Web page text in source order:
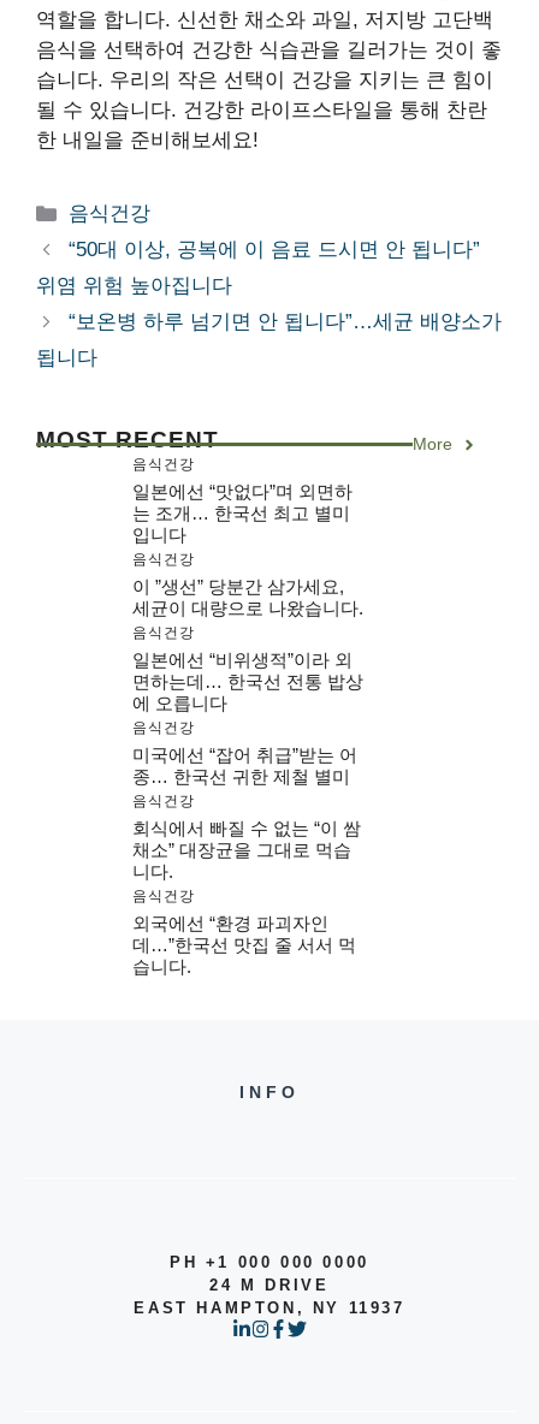
역할을 합니다. 신선한 채소와 과일, 저지방 고단백
음식을 선택하여 건강한 식습관을 길러가는 것이 좋
습니다. 우리의 작은 선택이 건강을 지키는 큰 힘이
될 수 있습니다. 건강한 라이프스타일을 통해 찬란
한 내일을 준비해보세요!
카
테
리
음식건강
“50대 이상, 공복에 이 음료 드시면 안 됩니다”
위염 위험 높아집니다
“보온병 하루 넘기면 안 됩니다”…세균 배양소가
됩니다
MOST RECENT More
음식건강
일본에선 “맛없다”며 외면하
는 조개… 한국선 최고 별미
입니다
음식건강
이 ”생선” 당분간 삼가세요,
세균이 대량으로 나왔습니다.
음식건강
일본에선 “비위생적”이라 외
면하는데… 한국선 전통 밥상
에 오릅니다
음식건강
미국에선 “잡어 취급”받는 어
종… 한국선 귀한 제철 별미
음식건강
회식에서 빠질 수 없는 “이 쌈
채소” 대장균을 그대로 먹습
니다.
음식건강
외국에선 “환경 파괴자인
데…”한국선 맛집 줄 서서 먹
습니다.
INFO
PH +1 000 000 0000
24 M DRIVE
EAST HAMPTON, NY 11937